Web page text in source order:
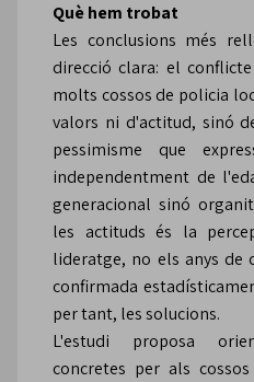
Què hem trobat
Les conclusions més
direcció clara: el
molts cossos de policia
valors ni d'actitud, sinó
pessimisme que
independentment de
generacional sinó
les actituds és la
lideratge, no els anys de
confirmada
per tant, les solucions.
L'estudi proposa
concretes per als